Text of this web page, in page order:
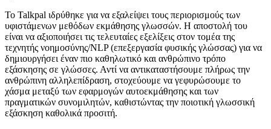
Το Talkpal ιδρύθηκε για να εξαλείψει τους περιορισμούς των
υφιστάμενων μεθόδων εκμάθησης γλωσσών. Η αποστολή του
είναι να αξιοποιήσει τις τελευταίες εξελίξεις στον τομέα της
τεχνητής νοημοσύνης/NLP (επεξεργασία φυσικής γλώσσας) για να
δημιουργήσει έναν πιο καθηλωτικό και ανθρώπινο τρόπο
εξάσκησης σε γλώσσες. Αντί να αντικαταστήσουμε πλήρως την
ανθρώπινη αλληλεπίδραση, στοχεύουμε να γεφυρώσουμε το
χάσμα μεταξύ των εφαρμογών αυτοεκμάθησης και των
πραγματικών συνομιλητών, καθιστώντας την ποιοτική γλωσσική
εξάσκηση καθολικά προσιτή.